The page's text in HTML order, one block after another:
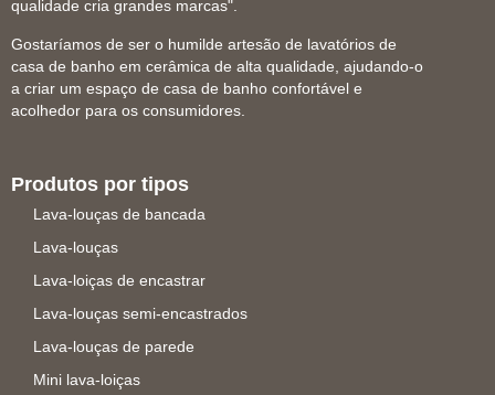
qualidade cria grandes marcas".
Gostaríamos de ser o humilde artesão de lavatórios de
casa de banho em cerâmica de alta qualidade, ajudando-o
a criar um espaço de casa de banho confortável e
acolhedor para os consumidores.
Produtos por tipos
Lava-louças de bancada
Lava-louças
Lava-loiças de encastrar
Lava-louças semi-encastrados
Lava-louças de parede
Mini lava-loiças